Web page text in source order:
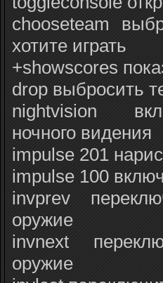
chooseteam
хотите играть
+showscores
drop выбросить
nightvision
ночного видения
impulse 201
impulse 100
invprev
оружие
invnext
оружие